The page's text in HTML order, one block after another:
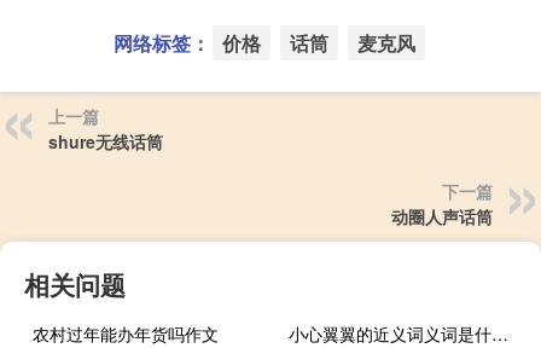
网络标签： 价格 话筒 麦克风
上一篇
shure无线话筒
下一篇
动圈人声话筒
相关问题
农村过年能办年货吗作文
小心翼翼的近义词义词是什么（小心翼翼的近义词成语）